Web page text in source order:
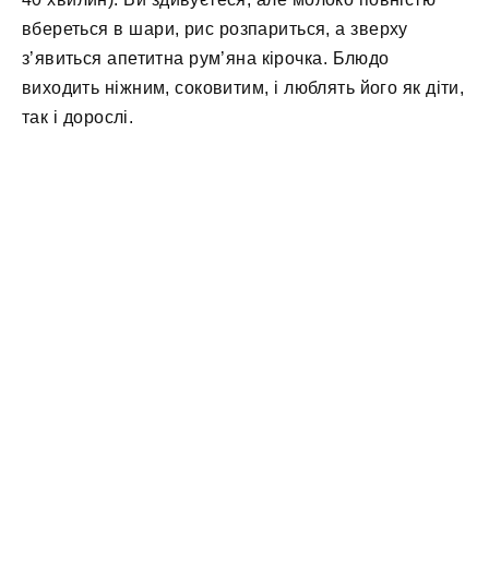
вбереться в шари, рис розпариться, а зверху
з’явиться апетитна рум’яна кірочка. Блюдо
виходить ніжним, соковитим, і люблять його як діти,
так і дорослі.